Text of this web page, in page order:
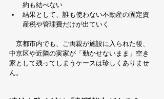
約も結べない
結果として、誰も使わない不動産の固定資
産税や管理費だけが出ていく
京都市内でも、ご両親が施設に入られた後、
中京区や近隣の実家が「動かせないまま」空き
家として残ってしまうケースは珍しくありませ
ん。